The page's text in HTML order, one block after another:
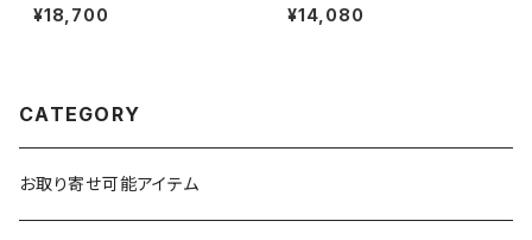
11 FORGED TITANIUM STA
NDARD SKATEBOARD TRU
¥18,700
D COASTAL BLUE/PALE YE
LLOW ナイキエスビー ズーム
¥14,080
CATEGORY
お取り寄せ可能アイテム